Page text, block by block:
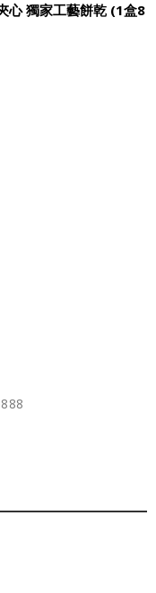
心 獨家工藝餅乾 (1盒8